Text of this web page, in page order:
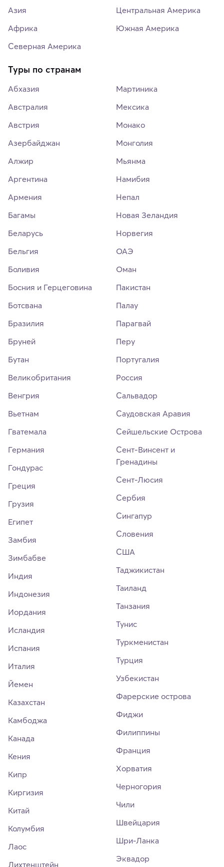
Азия
Африка
Северная Америка
Центральная Америка
Южная Америка
Туры по странам
Абхазия
Австралия
Австрия
Азербайджан
Алжир
Аргентина
Армения
Багамы
Беларусь
Бельгия
Боливия
Босния и Герцеговина
Ботсвана
Бразилия
Бруней
Бутан
Великобритания
Венгрия
Вьетнам
Гватемала
Германия
Гондурас
Греция
Грузия
Египет
Замбия
Зимбабве
Индия
Индонезия
Иордания
Исландия
Испания
Италия
Йемен
Казахстан
Камбоджа
Канада
Кения
Кипр
Киргизия
Китай
Колумбия
Лаос
Лихтенштейн
Мартиника
Мексика
Монако
Монголия
Мьянма
Намибия
Непал
Новая Зеландия
Норвегия
ОАЭ
Оман
Пакистан
Палау
Парагвай
Перу
Португалия
Россия
Сальвадор
Саудовская Аравия
Сейшельские Острова
Сент-Винсент и
Гренадины
Сент-Люсия
Сербия
Сингапур
Словения
США
Таджикистан
Таиланд
Танзания
Тунис
Туркменистан
Турция
Узбекистан
Фарерские острова
Фиджи
Филиппины
Франция
Хорватия
Черногория
Чили
Швейцария
Шри-Ланка
Эквадор